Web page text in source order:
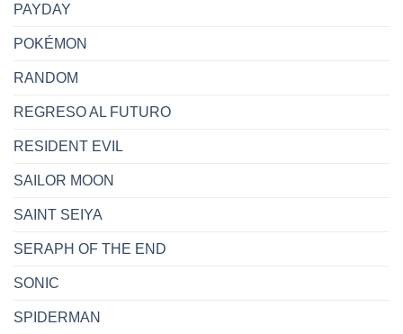
PAYDAY
POKÉMON
RANDOM
REGRESO AL FUTURO
RESIDENT EVIL
SAILOR MOON
SAINT SEIYA
SERAPH OF THE END
SONIC
SPIDERMAN